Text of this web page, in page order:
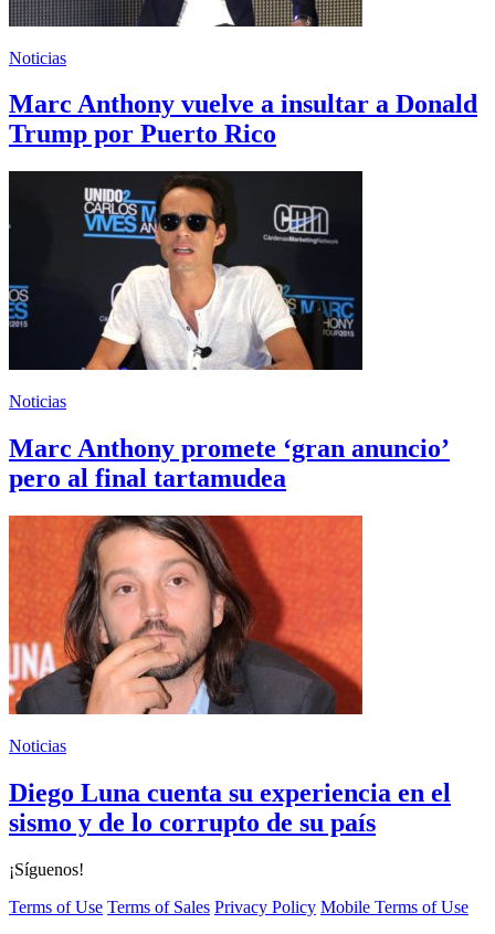
Noticias
Marc Anthony vuelve a insultar a Donald
Trump por Puerto Rico
Noticias
Marc Anthony promete ‘gran anuncio’
pero al final tartamudea
Noticias
Diego Luna cuenta su experiencia en el
sismo y de lo corrupto de su país
¡Síguenos!
Terms of Use Terms of Sales Privacy Policy Mobile Terms of Use